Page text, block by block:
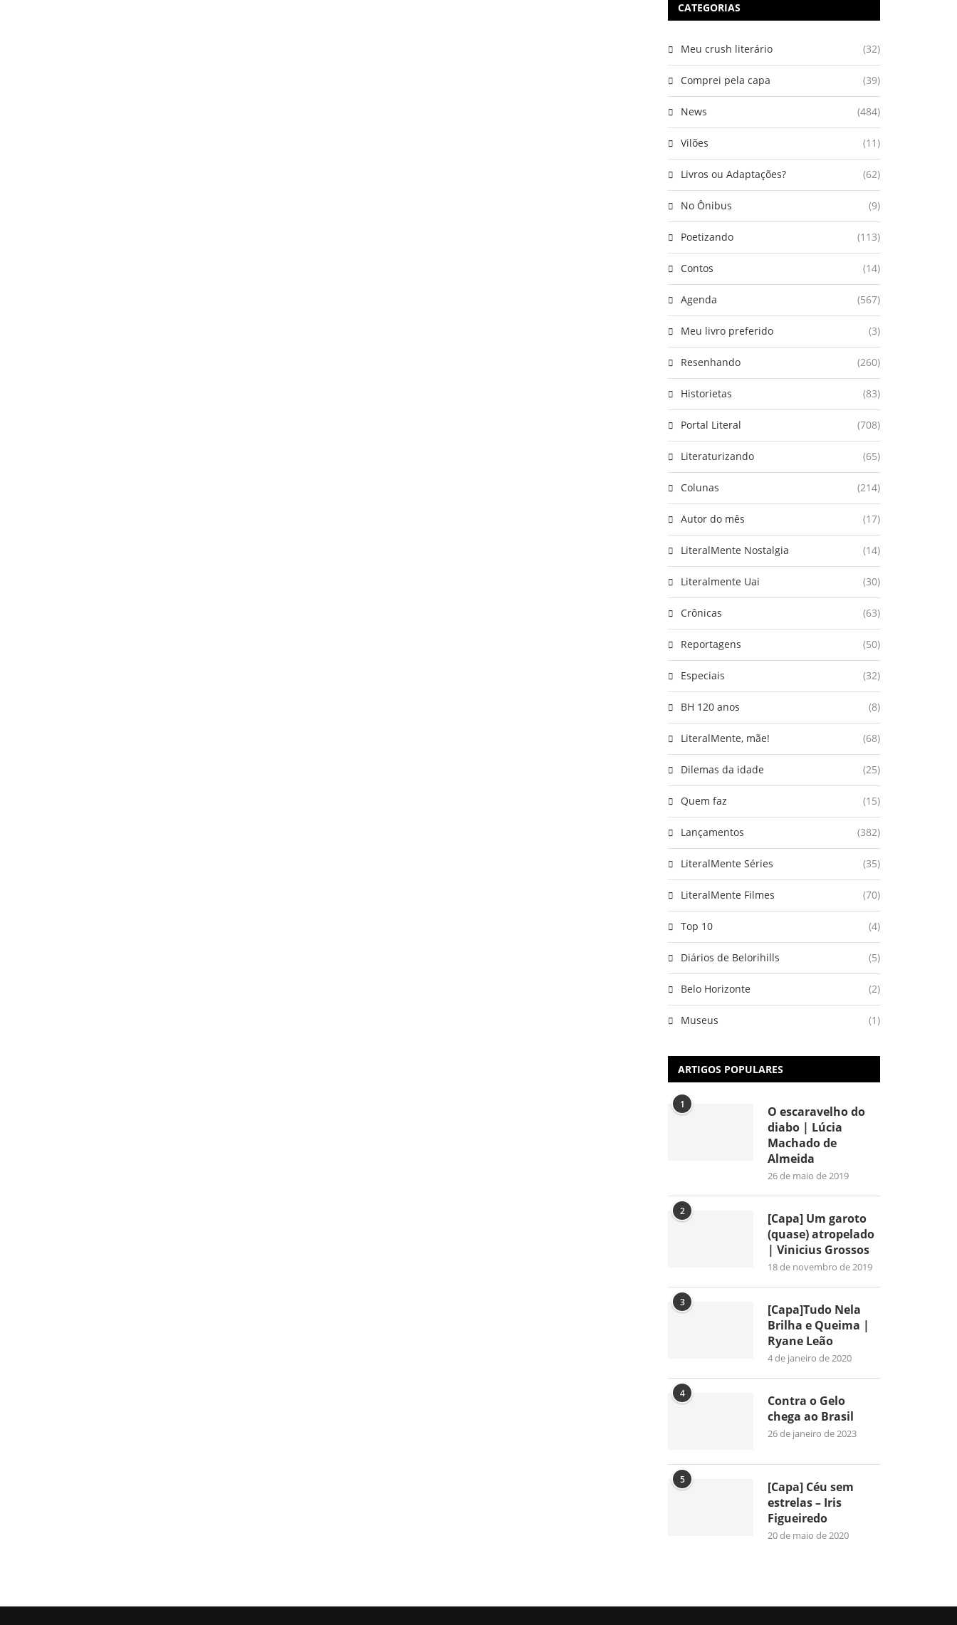
CATEGORIAS
Meu crush literário (32)
Comprei pela capa (39)
News (484)
Vilões (11)
Livros ou Adaptações? (62)
No Ônibus (9)
Poetizando (113)
Contos (14)
Agenda (567)
Meu livro preferido (3)
Resenhando (260)
Historietas (83)
Portal Literal (708)
Literaturizando (65)
Colunas (214)
Autor do mês (17)
LiteralMente Nostalgia (14)
Literalmente Uai (30)
Crônicas (63)
Reportagens (50)
Especiais (32)
BH 120 anos (8)
LiteralMente, mãe! (68)
Dilemas da idade (25)
Quem faz (15)
Lançamentos (382)
LiteralMente Séries (35)
LiteralMente Filmes (70)
Top 10 (4)
Diários de Belorihills (5)
Belo Horizonte (2)
Museus (1)
ARTIGOS POPULARES
1
O escaravelho do
diabo | Lúcia
Machado de
Almeida
26 de maio de 2019
2
[Capa] Um garoto
(quase) atropelado
| Vinicius Grossos
18 de novembro de 2019
3
[Capa]Tudo Nela
Brilha e Queima |
Ryane Leão
4 de janeiro de 2020
4
Contra o Gelo
chega ao Brasil
26 de janeiro de 2023
5
[Capa] Céu sem
estrelas – Iris
Figueiredo
20 de maio de 2020